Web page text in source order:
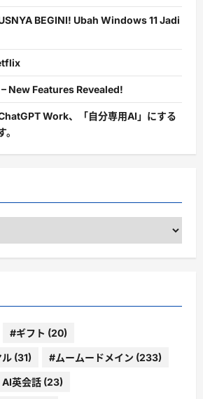
BEGINI! Ubah Windows 11 Jadi
New Features Revealed!
Work、「自分専用AI」にする
#ギフト (20)
ル (31) #ムームードメイン (233)
AI英会話 (23)